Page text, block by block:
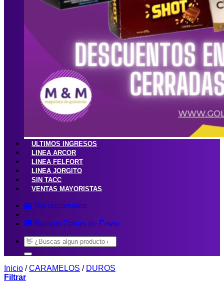
ULTIMOS INGRESOS
LINEA ARCOR
LINEA FELFORT
LINEA JORGITO
SIN TACC
VENTAS MAYORISTAS
🏪 Ver sucursales
🚚 Nuevas Zonas de Envio
Buscar
por:
Inicio / CARAMELOS / DUROS
Filtrar